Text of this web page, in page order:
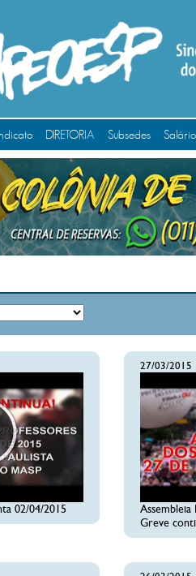
DIRETORIA Subsedes
02/04/2015
27/03/2015
Assembleia
Greve